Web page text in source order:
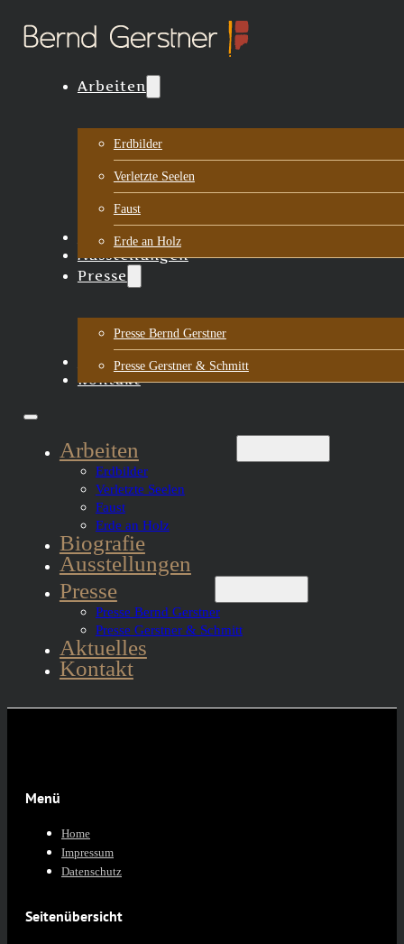
Arbeiten
Erdbilder
Verletzte Seelen
Faust
Erde an Holz
Biografie
Ausstellungen
Presse
Presse Bernd Gerstner
Presse Gerstner & Schmitt
Aktuelles
Kontakt
Arbeiten
Erdbilder
Verletzte Seelen
Faust
Erde an Holz
Biografie
Ausstellungen
Presse
Presse Bernd Gerstner
Presse Gerstner & Schmitt
Aktuelles
Kontakt
Menü
Home
Impressum
Datenschutz
Seitenübersicht